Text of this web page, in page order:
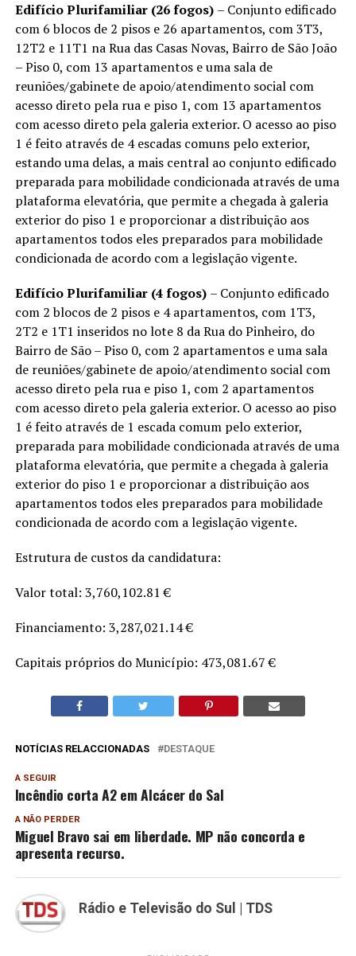
Edifício Plurifamiliar (26 fogos) – Conjunto edificado
com 6 blocos de 2 pisos e 26 apartamentos, com 3T3,
12T2 e 11T1 na Rua das Casas Novas, Bairro de São João
– Piso 0, com 13 apartamentos e uma sala de
reuniões/gabinete de apoio/atendimento social com
acesso direto pela rua e piso 1, com 13 apartamentos
com acesso direto pela galeria exterior. O acesso ao piso
1 é feito através de 4 escadas comuns pelo exterior,
estando uma delas, a mais central ao conjunto edificado
preparada para mobilidade condicionada através de uma
plataforma elevatória, que permite a chegada à galeria
exterior do piso 1 e proporcionar a distribuição aos
apartamentos todos eles preparados para mobilidade
condicionada de acordo com a legislação vigente.
Edifício Plurifamiliar (4 fogos) – Conjunto edificado
com 2 blocos de 2 pisos e 4 apartamentos, com 1T3,
2T2 e 1T1 inseridos no lote 8 da Rua do Pinheiro, do
Bairro de São – Piso 0, com 2 apartamentos e uma sala
de reuniões/gabinete de apoio/atendimento social com
acesso direto pela rua e piso 1, com 2 apartamentos
com acesso direto pela galeria exterior. O acesso ao piso
1 é feito através de 1 escada comum pelo exterior,
preparada para mobilidade condicionada através de uma
plataforma elevatória, que permite a chegada à galeria
exterior do piso 1 e proporcionar a distribuição aos
apartamentos todos eles preparados para mobilidade
condicionada de acordo com a legislação vigente.
Estrutura de custos da candidatura:
Valor total: 3,760,102.81 €
Financiamento: 3,287,021.14 €
Capitais próprios do Município: 473,081.67 €
NOTÍCIAS RELACCIONADAS DESTAQUE
A SEGUIR
Incêndio corta A2 em Alcácer do Sal
A NÃO PERDER
Miguel Bravo sai em liberdade. MP não concorda e
apresenta recurso.
Rádio e Televisão do Sul | TDS